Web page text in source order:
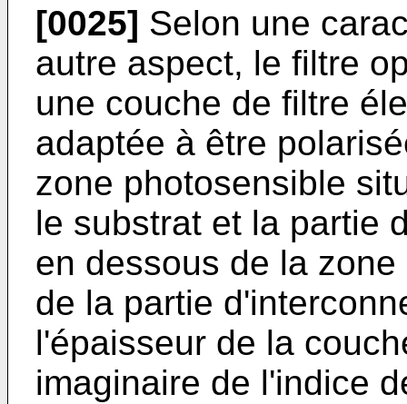
[0025] Selon une
autre aspect, le filtre
une couche de filtre
adaptée à être
zone photosensible
le substrat et la partie
en dessous de la
de la partie
l'épaisseur de la
imaginaire de l'indice